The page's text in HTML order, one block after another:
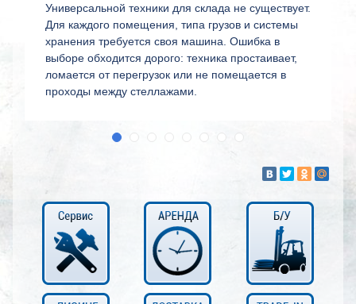
Универсальной техники для склада не существует.
Для каждого помещения, типа грузов и системы
хранения требуется своя машина. Ошибка в
выборе обходится дорого: техника простаивает,
ломается от перегрузок или не помещается в
проходы между стеллажами.